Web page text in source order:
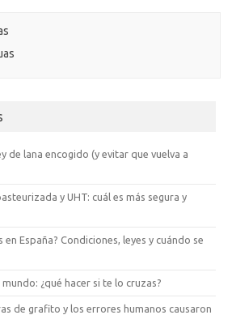
de lana encogido (y evitar que vuelva a
y UHT: cuál es más segura y
en España? Condiciones, leyes y cuándo se
¿qué hacer si te lo cruzas?
de grafito y los errores humanos causaron